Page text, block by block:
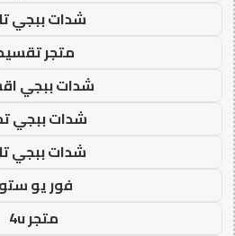
شدات ببجي
متجر
شدات ببجي
شدات ببجي
شدات ببجي
فور يو
متجر 4u